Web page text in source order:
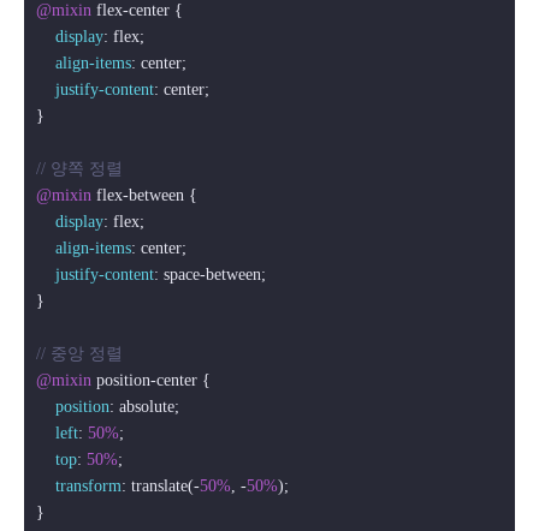
@mixin flex-center {
display: flex;
align-items: center;
justify-content: center;
}
// 양쪽 정렬
@mixin flex-between {
display: flex;
align-items: center;
justify-content: space-between;
}
// 중앙 정렬
@mixin position-center {
position: absolute;
left: 50%;
top: 50%;
transform: translate(-50%, -50%);
}